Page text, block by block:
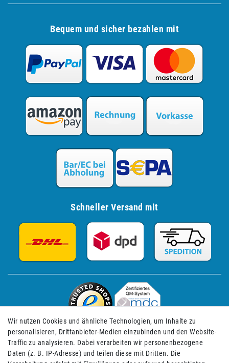
Bequem und sicher bezahlen mit
Schneller Versand mit
Wir nutzen Cookies und ähnliche Technologien, um Inhalte zu
personalisieren, Drittanbieter-Medien einzubinden und den Website-
Traffic zu analysieren. Dabei verarbeiten wir personenbezogene
Daten (z. B. IP-Adresse) und teilen diese mit Dritten. Die